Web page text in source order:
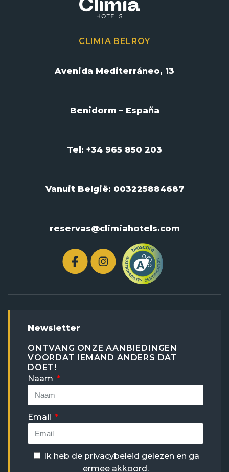
CLIMIA BELROY
Avenida Mediterráneo, 13
Benidorm – España
Tel: +34 965 850 203
Vanuit België: 003225884687
reservas@climiahotels.com
Newsletter
ONTVANG ONZE AANBIEDINGEN
VOORDAT IEMAND ANDERS DAT
DOET!
Naam
Email
Ik heb de privacybeleid gelezen en ga
ermee akkoord.